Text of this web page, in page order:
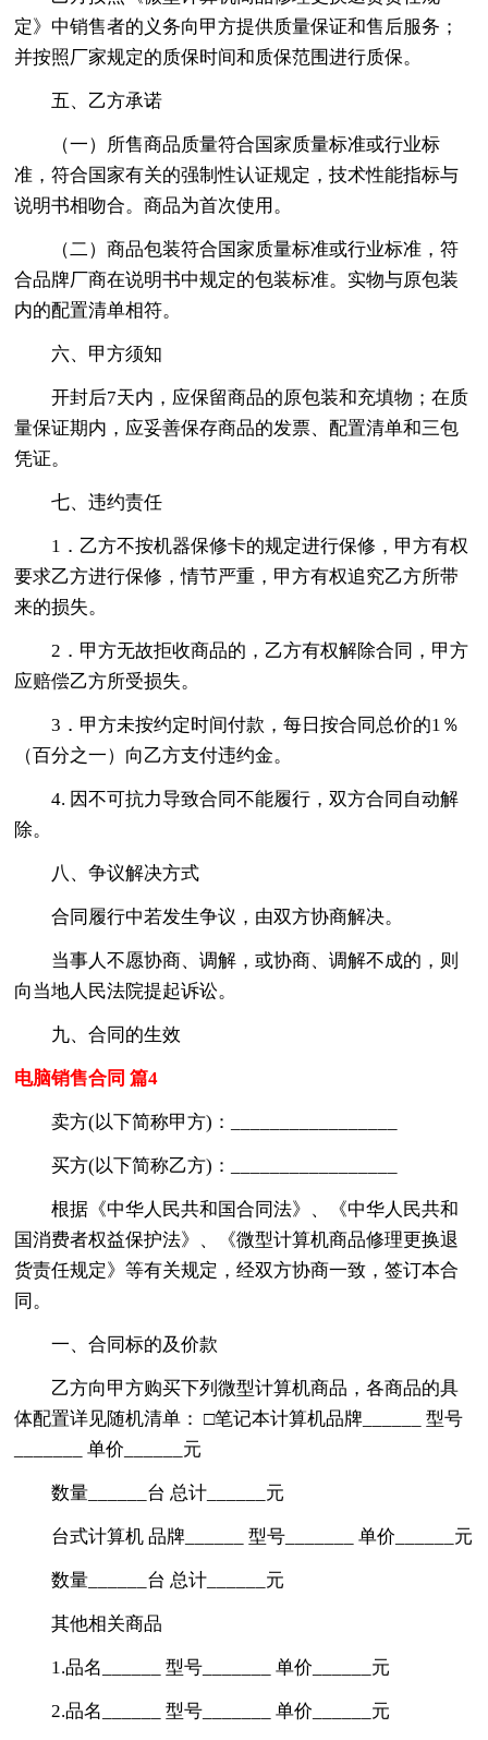
定》中销售者的义务向甲方提供质量保证和售后服务；
并按照厂家规定的质保时间和质保范围进行质保。
五、乙方承诺
（一）所售商品质量符合国家质量标准或行业标
准，符合国家有关的强制性认证规定，技术性能指标与
说明书相吻合。商品为首次使用。
（二）商品包装符合国家质量标准或行业标准，符
合品牌厂商在说明书中规定的包装标准。实物与原包装
内的配置清单相符。
六、甲方须知
开封后7天内，应保留商品的原包装和充填物；在质
量保证期内，应妥善保存商品的发票、配置清单和三包
凭证。
七、违约责任
1．乙方不按机器保修卡的规定进行保修，甲方有权
要求乙方进行保修，情节严重，甲方有权追究乙方所带
来的损失。
2．甲方无故拒收商品的，乙方有权解除合同，甲方
应赔偿乙方所受损失。
3．甲方未按约定时间付款，每日按合同总价的1％
（百分之一）向乙方支付违约金。
4. 因不可抗力导致合同不能履行，双方合同自动解
除。
八、争议解决方式
合同履行中若发生争议，由双方协商解决。
当事人不愿协商、调解，或协商、调解不成的，则
向当地人民法院提起诉讼。
九、合同的生效
电脑销售合同 篇4
卖方(以下简称甲方)：_________________
买方(以下简称乙方)：_________________
根据《中华人民共和国合同法》、《中华人民共和
国消费者权益保护法》、《微型计算机商品修理更换退
货责任规定》等有关规定，经双方协商一致，签订本合
同。
一、合同标的及价款
乙方向甲方购买下列微型计算机商品，各商品的具
体配置详见随机清单： □笔记本计算机品牌______ 型号
_______ 单价______元
数量______台 总计______元
台式计算机 品牌______ 型号_______ 单价______元
数量______台 总计______元
其他相关商品
1.品名______ 型号_______ 单价______元
2.品名______ 型号_______ 单价______元